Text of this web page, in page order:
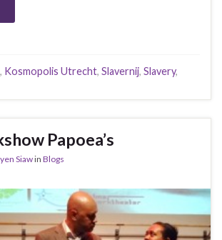
, Kosmopolis Utrecht, Slavernij, Slavery,
Papoea’s
Siawin Blogs